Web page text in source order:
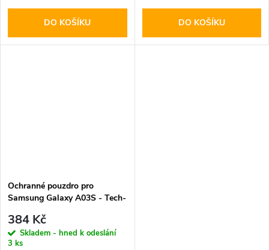
DO KOŠÍKU DO KOŠÍKU
Ochranné pouzdro pro
Samsung Galaxy A03S - Tech-
384 Kč
Skladem - hned k odeslání
3 ks